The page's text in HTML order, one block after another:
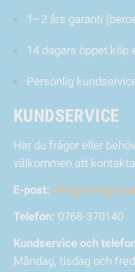
1–2 års garanti
14 dagars öppet köp
Personlig
KUNDSERVICE
Har du frågor eller
välkommen att
E-post:
Telefon: 0768-370140
Kundservice och
Måndag, tisdag och